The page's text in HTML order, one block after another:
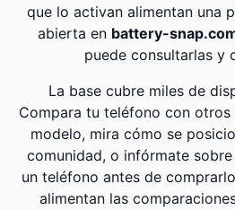
que lo activan alimentan una
abierta en battery-
puede consultarlas y
La base cubre miles de
Compara tu teléfono con otros
modelo, mira cómo se
comunidad, o infórmate
un teléfono antes de
alimentan las